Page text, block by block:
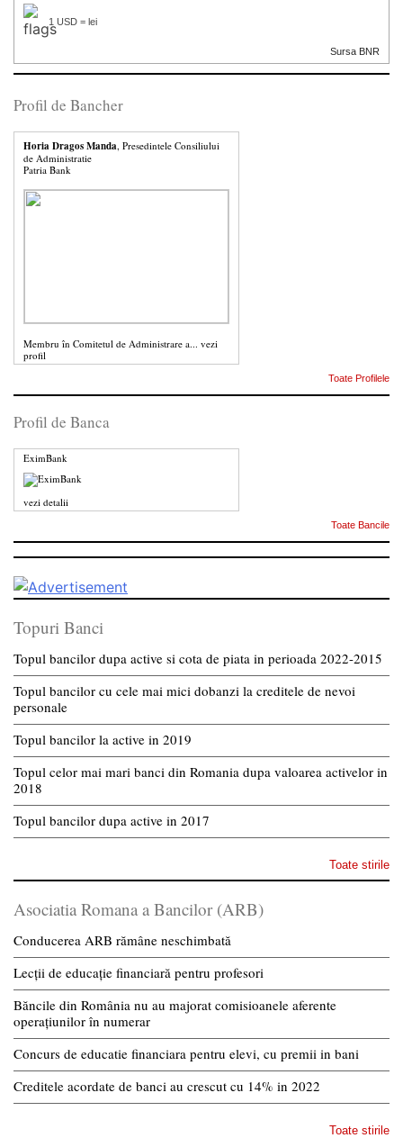
1 USD = lei
Sursa BNR
Profil de Bancher
Horia Dragos Manda , Presedintele Consiliului
de Administratie
Patria Bank
Membru în Comitetul de Administrare a... vezi
profil
Toate Profilele
Profil de Banca
EximBank
vezi detalii
Toate Bancile
Topuri Banci
Topul bancilor dupa active si cota de piata in perioada 2022-2015
Topul bancilor cu cele mai mici dobanzi la creditele de nevoi
personale
Topul bancilor la active in 2019
Topul celor mai mari banci din Romania dupa valoarea activelor in
2018
Topul bancilor dupa active in 2017
Toate stirile
Asociatia Romana a Bancilor (ARB)
Conducerea ARB rămâne neschimbată
Lecții de educație financiară pentru profesori
Băncile din România nu au majorat comisioanele aferente
operațiunilor în numerar
Concurs de educatie financiara pentru elevi, cu premii in bani
Creditele acordate de banci au crescut cu 14% in 2022
Toate stirile